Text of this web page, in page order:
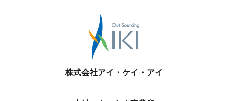
株式会社アイ・ケイ・アイ